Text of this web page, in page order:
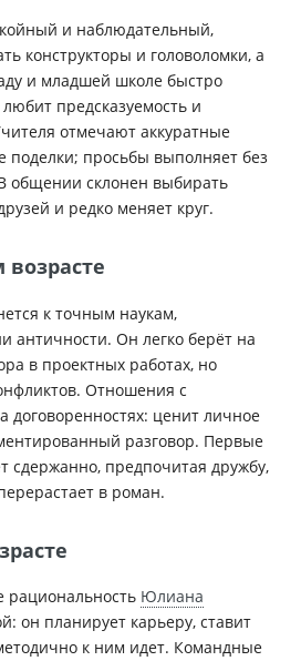
и наблюдательный,
конструкторы и головоломки, а
и младшей школе быстро
предсказуемость и
отмечают аккуратные
поделки; просьбы выполняет без
общении склонен выбирать
и редко меняет круг.
возрасте
к точным наукам,
античности. Он легко берёт на
в проектных работах, но
Отношения с
договоренностях: ценит личное
разговор. Первые
сдержанно, предпочитая дружбу,
в роман.
рациональность Юлиана
он планирует карьеру, ставит
к ним идет. Командные